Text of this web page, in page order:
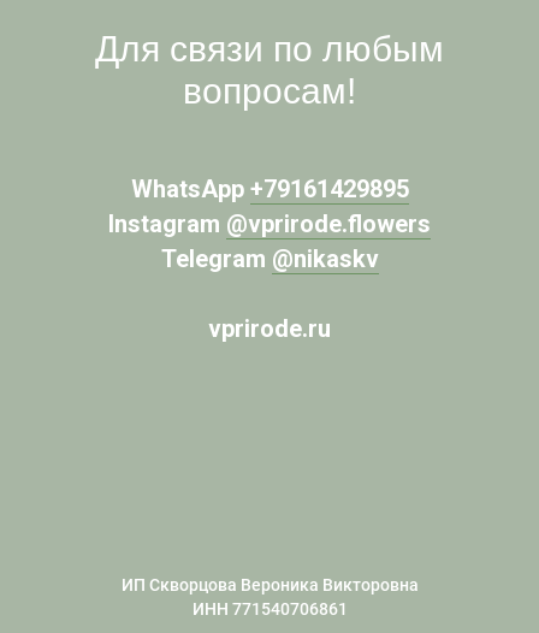
Для связи по любым
вопросам!
WhatsApp +79161429895
Instagram @vprirode.flowers
Telegram @nikaskv
vprirode.ru
ИП Скворцова Вероника Викторовна
ИНН 771540706861